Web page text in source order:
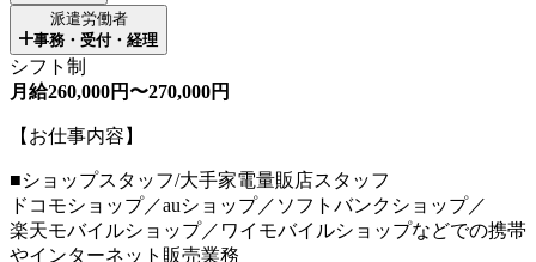
派遣労働者
事務・受付・経理
シフト制
月給260,000円〜270,000円
【お仕事内容】
■ショップスタッフ/大手家電量販店スタッフ
ドコモショップ／auショップ／ソフトバンクショップ／
楽天モバイルショップ／ワイモバイルショップなどでの携帯
やインターネット販売業務